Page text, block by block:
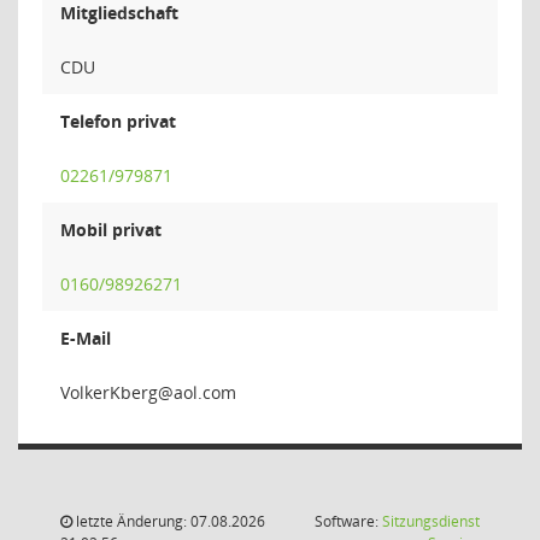
Mitgliedschaft
CDU
Telefon privat
02261/979871
Mobil privat
0160/98926271
E-Mail
grebK
letzte Änderung: 07.08.2026
Software:Sitzungsdienst